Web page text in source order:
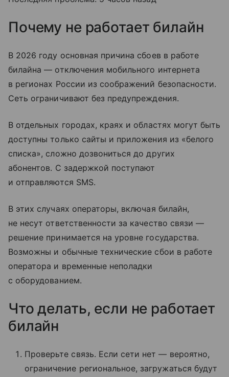
Почему не работает билайн
В 2026 году основная причина сбоев в работе
билайна — отключения мобильного интернета
в регионах России из соображений безопасности.
Сеть ограничивают без предупреждения.
В отдельных городах, краях и областях могут быть
доступны только сайты и приложения из «белого
списка», сложно дозвониться до других
абонентов. С задержкой поступают
и отправляются SMS.
В этих случаях операторы, включая билайн,
не несут ответственности за качество связи —
решение принимается на уровне государства.
Возможны и обычные технические сбои в работе
оператора и временные неполадки
с оборудованием.
Что делать, если не работает
билайн
Проверьте связь. Если сети нет — вероятно,
ограничение региональное, загружаться будут